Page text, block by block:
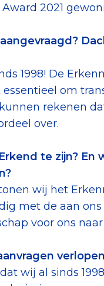
2021
1998! De
om
rekenen
over.
te zijn? En
wij het
met de aan
voor ons
wij al sinds